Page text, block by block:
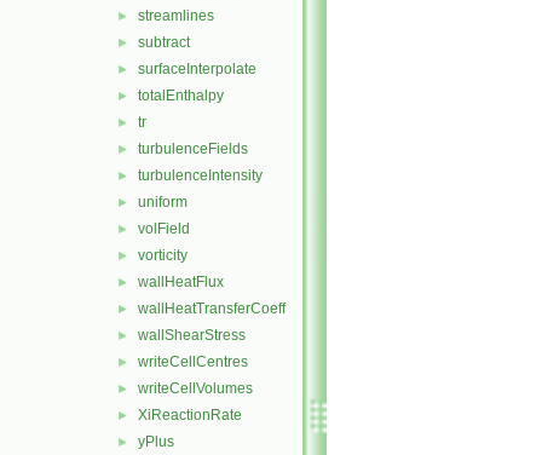
► streamlines
► subtract
► surfaceInterpolate
► totalEnthalpy
► tr
► turbulenceFields
► turbulenceIntensity
► uniform
► volField
► vorticity
► wallHeatFlux
► wallHeatTransferCoeff
► wallShearStress
► writeCellCentres
► writeCellVolumes
► XiReactionRate
► yPlus